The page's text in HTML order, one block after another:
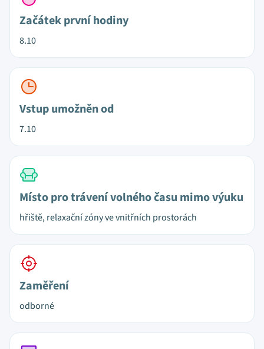
Začátek první hodiny
8.10
Vstup umožněn od
7.10
Místo pro trávení volného času mimo výuku
hřiště, relaxační zóny ve vnitřních prostorách
Zaměření
odborné